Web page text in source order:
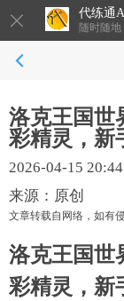
代练通
随时随
洛克王国世
彩精灵，新
2026-04-15
来源：原创
文章转载自网络，如有
洛克王国世
彩精灵，新